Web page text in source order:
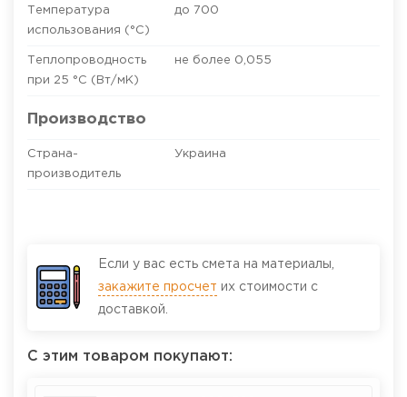
Температура
использования (°C)
до 700
Теплопроводность
при 25 °С (Вт/мК)
не более 0,055
Производство
Страна-
производитель
Украина
Если у вас есть смета на материалы,
закажите просчет их стоимости с
доставкой.
С этим товаром покупают: